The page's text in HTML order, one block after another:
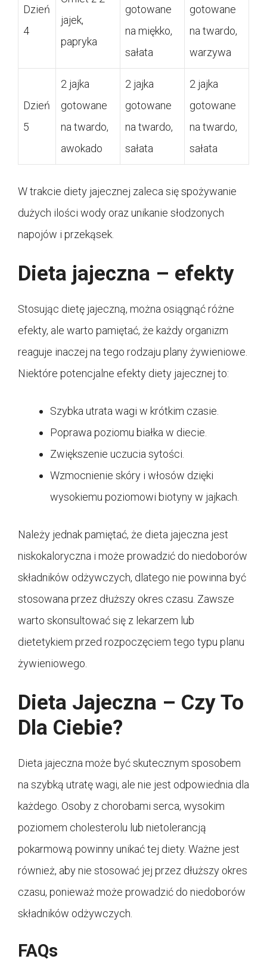
Dzień
4
jajek,
papryka
gotowane
na miękko,
sałata
gotowane
na twardo,
warzywa
Dzień
5
2 jajka
gotowane
na twardo,
awokado
2 jajka
gotowane
na twardo,
sałata
2 jajka
gotowane
na twardo,
sałata
W trakcie diety jajecznej zaleca się spożywanie
dużych ilości wody oraz unikanie słodzonych
napojów i przekąsek.
Dieta jajeczna – efekty
Stosując dietę jajeczną, można osiągnąć różne
efekty, ale warto pamiętać, że każdy organizm
reaguje inaczej na tego rodzaju plany żywieniowe.
Niektóre potencjalne efekty diety jajecznej to:
Szybka utrata wagi w krótkim czasie.
Poprawa poziomu białka w diecie.
Zwiększenie uczucia sytości.
Wzmocnienie skóry i włosów dzięki
wysokiemu poziomowi biotyny w jajkach.
Należy jednak pamiętać, że dieta jajeczna jest
niskokaloryczna i może prowadzić do niedoborów
składników odżywczych, dlatego nie powinna być
stosowana przez dłuższy okres czasu. Zawsze
warto skonsultować się z lekarzem lub
dietetykiem przed rozpoczęciem tego typu planu
żywieniowego.
Dieta Jajeczna – Czy To
Dla Ciebie?
Dieta jajeczna może być skutecznym sposobem
na szybką utratę wagi, ale nie jest odpowiednia dla
każdego. Osoby z chorobami serca, wysokim
poziomem cholesterolu lub nietolerancją
pokarmową powinny unikać tej diety. Ważne jest
również, aby nie stosować jej przez dłuższy okres
czasu, ponieważ może prowadzić do niedoborów
składników odżywczych.
FAQs